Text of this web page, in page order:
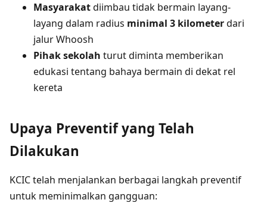
Masyarakatdiimbau tidak bermain layang-
layang dalam radius minimal 3 kilometerdari
jalur Whoosh
Pihak sekolah turut diminta memberikan
edukasi tentang bahaya bermain di dekat rel
kereta
Upaya Preventif yang Telah
Dilakukan
KCIC telah menjalankan berbagai langkah preventif
untuk meminimalkan gangguan: